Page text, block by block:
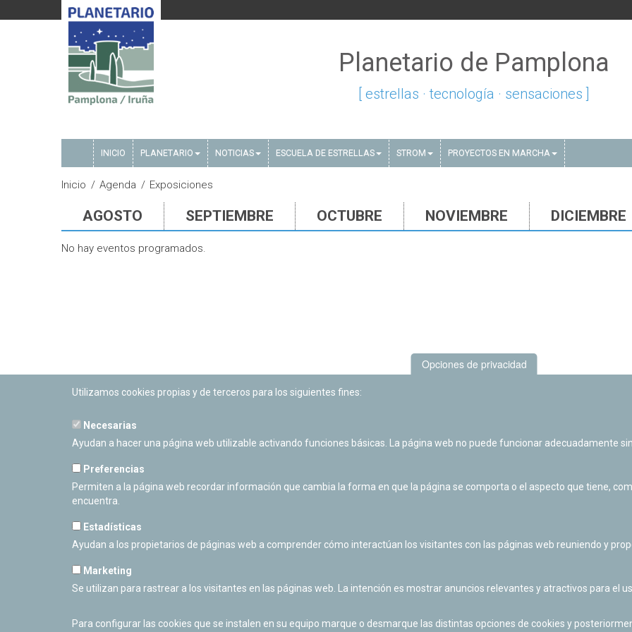
Planetario de Pamplona
[ estrellas · tecnología · sensaciones ]
INICIO PLANETARIO NOTICIAS ESCUELA DE ESTRELLAS STROM PROYECTOS EN MARCHA
Inicio Agenda Exposiciones
AGOSTO SEPTIEMBRE OCTUBRE NOVIEMBRE DICIEMBRE
No hay eventos programados.
PLANETARIO DE PAMPLONA
Calle Sancho RamÃ­rez, s/n
Cerrado Temporalmente
Opciones de privacidad
Utilizamos cookies propias y de terceros para los siguientes fines:
Necesarias
Ayudan a hacer una página web utilizable activando funciones básicas. La página web no puede funcionar adecuadamente
Preferencias
Permiten a la página web recordar información que cambia la forma en que la página se comporta o el aspecto que tiene,
encuentra.
Estadísticas
Ayudan a los propietarios de páginas web a comprender cómo interactúan los visitantes con las páginas web reuniendo y
Marketing
Se utilizan para rastrear a los visitantes en las páginas web. La intención es mostrar anuncios relevantes y atractivos para el
Para configurar las cookies que se instalen en su equipo marque o desmarque las distintas opciones de cookies y